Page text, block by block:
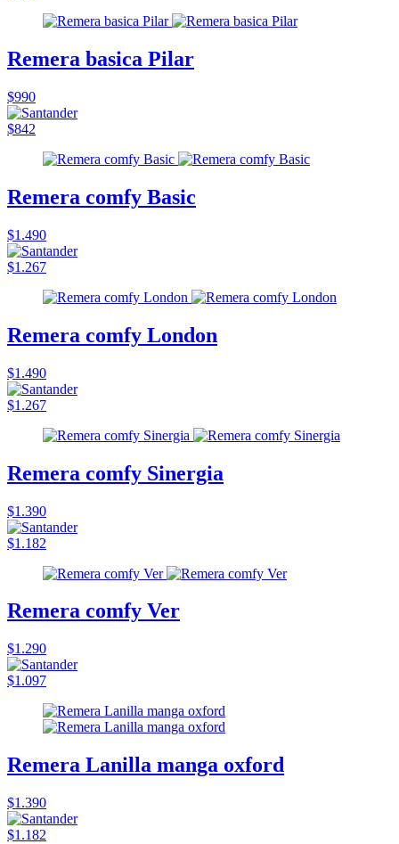
Remera basica Pilar
$990
$842
Remera comfy Basic
$1.490
$1.267
Remera comfy London
$1.490
$1.267
Remera comfy Sinergia
$1.390
$1.182
Remera comfy Ver
$1.290
$1.097
Remera Lanilla manga oxford
$1.390
$1.182